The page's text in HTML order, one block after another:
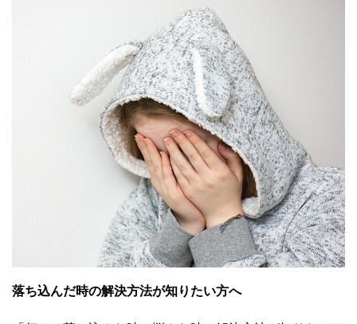
落ち込んだ時の解決方法が知りたい方へ